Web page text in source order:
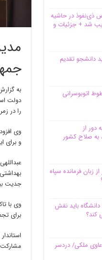
به
دولت
را در
وی
و برای
جدیت
وی با
برای
ذی‌نفوذ در حاشیه‌
شد + جزئیات و
در جنگ 12 روزه 7 شهید دانشجو تقدیم
اتوبوسرانی
دور از
صلاح کشور
زبان فرمانده سپاه
باید نقش
کند؟
ملکی/ دردسر